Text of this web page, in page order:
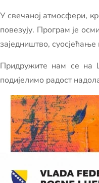
У свечаној атмосфери,
повезују. Програм је
заједништво, суосјећање
Придружите нам се на
подијелимо радост